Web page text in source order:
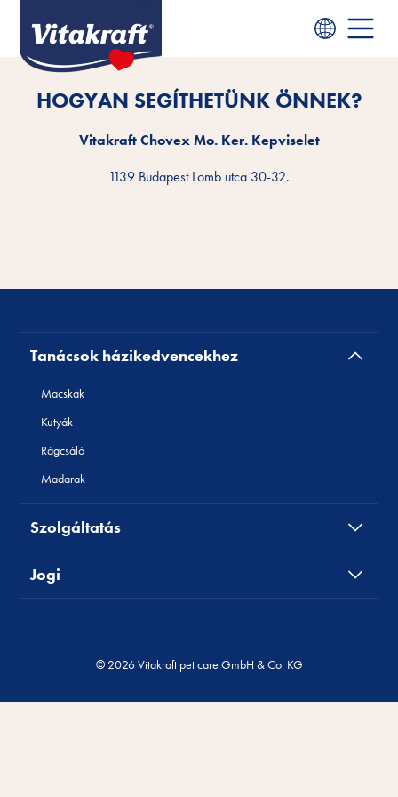
HOGYAN SEGÍTHETÜNK ÖNNEK?
Vitakraft Chovex Mo. Ker. Kepviselet
1139 Budapest Lomb utca 30-32.
Tanácsok házikedvencekhez
Macskák
Kutyák
Rágcsáló
Madarak
Szolgáltatás
Jogi
© 2026 Vitakraft pet care GmbH & Co. KG